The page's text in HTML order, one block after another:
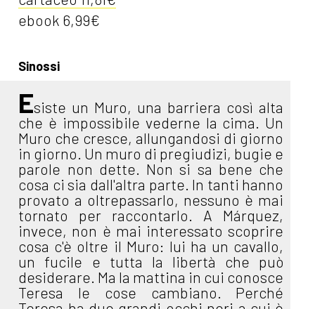
ebook 6,99€
Sinossi
Esiste un Muro, una barriera così alta
che è impossibile vederne la cima. Un
Muro che cresce, allungandosi di giorno
in giorno. Un muro di pregiudizi, bugie e
parole non dette. Non si sa bene che
cosa ci sia dall'altra parte. In tanti hanno
provato a oltrepassarlo, nessuno è mai
tornato per raccontarlo. A Márquez,
invece, non è mai interessato scoprire
cosa c'è oltre il Muro: lui ha un cavallo,
un fucile e tutta la libertà che può
desiderare. Ma la mattina in cui conosce
Teresa le cose cambiano. Perché